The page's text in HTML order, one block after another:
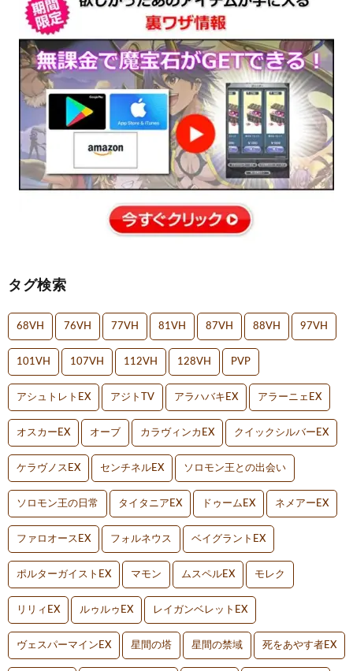
タグ検索
68VH 76VH 77VH 81VH 87VH 88VH 97VH
101VH 107VH 112VH 128VH PVP
アシュトレトEX アジトTV アラハバキEX アラーニェEX
オスカーEX オーブ カラヴィンカEX クイックシルバーEX
ケラヴノスEX センチネルEX ソロモン王との出会い
ソロモン王の日常 タイタニアEX ドゥームEX ネメアーEX
ファロオースEX フォルネウス ベイグラントEX
ポルターガイストEX マモン ムスペルEX モレク
リリィEX ルゥルゥEX レイガンベレットEX
ヴェスパーマインEX 星間の塔 星間の禁域 死をあやす者EX